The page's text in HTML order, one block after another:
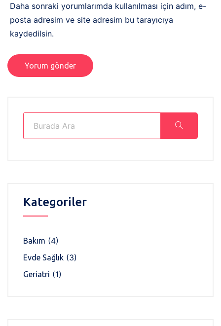
Daha sonraki yorumlarımda kullanılması için adım, e-
posta adresim ve site adresim bu tarayıcıya
kaydedilsin.
Kategoriler
Bakım (4)
Evde Sağlık (3)
Geriatri (1)